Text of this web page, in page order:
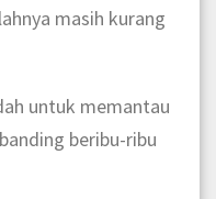
masih kurang
untuk memantau
beribu-ribu